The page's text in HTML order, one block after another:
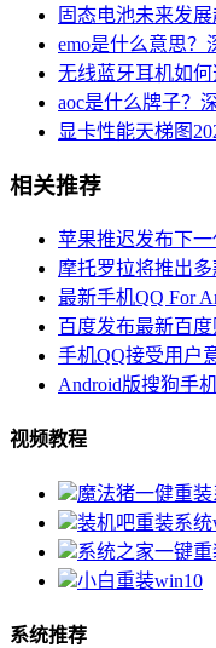
固态电池未来发
emo是什么意思？
无线蓝牙耳机如
aoc是什么牌子？
显卡性能天梯图
相关推荐
苹果推迟发布下一
摩托罗拉将推出
最新手机QQ For
百度发布最新百度
手机QQ接受用户
Android版搜狗手
视频教程
魔法猪一健重
装机吧重装系统
系统之家一键重
小白重装win10
系统推荐